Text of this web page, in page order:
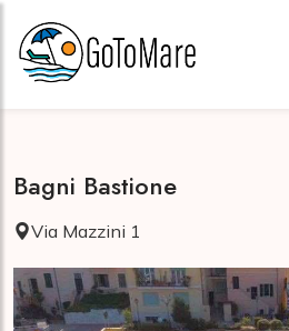
Bagni Bastione
Via Mazzini 1